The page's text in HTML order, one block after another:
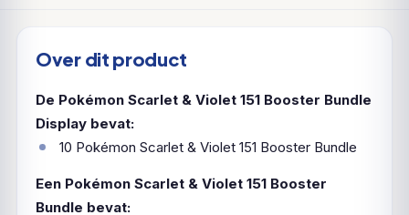
Over dit product
De Pokémon Scarlet & Violet 151 Booster Bundle
Display bevat:
10 Pokémon Scarlet & Violet 151 Booster Bundle
Een Pokémon Scarlet & Violet 151 Booster
Bundle bevat: